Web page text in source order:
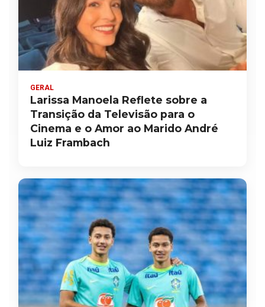
GERAL
Larissa Manoela Reflete sobre a
Transição da Televisão para o
Cinema e o Amor ao Marido André
Luiz Frambach